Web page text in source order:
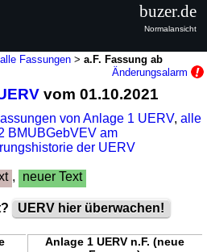
alle Fassungen >a.F. Fassung ab
Änderungsalarm
vom 01.10.2021
von Anlage 1 UERV,alle
BMUBGebVEV am
der UERV
, neuer Text
UERV hier überwachen!
Anlage 1 UERV n.F. (neue
buzer.de
Normalansicht